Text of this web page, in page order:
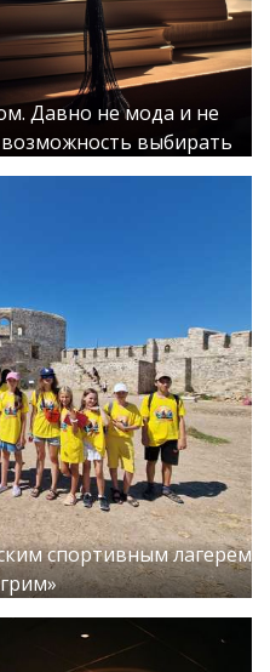
Давно не мода и не
выбирать
спортивным лагерем